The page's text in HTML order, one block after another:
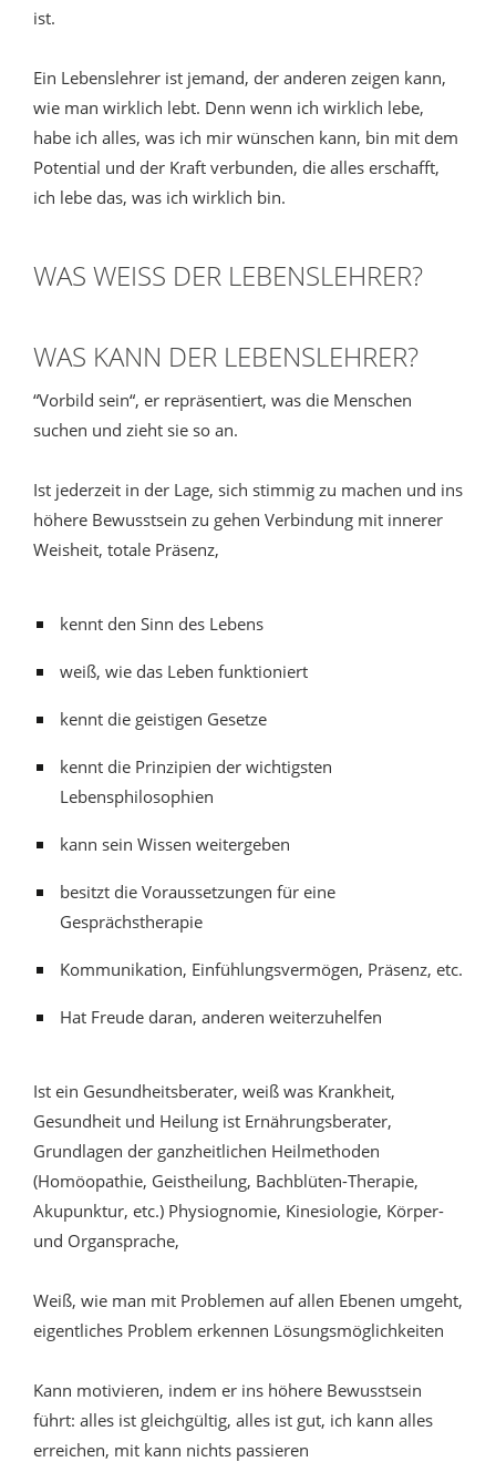
ist.
Ein Lebenslehrer ist jemand, der anderen zeigen kann,
wie man wirklich lebt. Denn wenn ich wirklich lebe,
habe ich alles, was ich mir wünschen kann, bin mit dem
Potential und der Kraft verbunden, die alles erschafft,
ich lebe das, was ich wirklich bin.
WAS WEISS DER LEBENSLEHRER?
WAS KANN DER LEBENSLEHRER?
“Vorbild sein“, er repräsentiert, was die Menschen
suchen und zieht sie so an.
Ist jederzeit in der Lage, sich stimmig zu machen und ins
höhere Bewusstsein zu gehen Verbindung mit innerer
Weisheit, totale Präsenz,
kennt den Sinn des Lebens
weiß, wie das Leben funktioniert
kennt die geistigen Gesetze
kennt die Prinzipien der wichtigsten
Lebensphilosophien
kann sein Wissen weitergeben
besitzt die Voraussetzungen für eine
Gesprächstherapie
Kommunikation, Einfühlungsvermögen, Präsenz, etc.
Hat Freude daran, anderen weiterzuhelfen
Ist ein Gesundheitsberater, weiß was Krankheit,
Gesundheit und Heilung ist Ernährungsberater,
Grundlagen der ganzheitlichen Heilmethoden
(Homöopathie, Geistheilung, Bachblüten-Therapie,
Akupunktur, etc.) Physiognomie, Kinesiologie, Körper-
und Organsprache,
Weiß, wie man mit Problemen auf allen Ebenen umgeht,
eigentliches Problem erkennen Lösungsmöglichkeiten
Kann motivieren, indem er ins höhere Bewusstsein
führt: alles ist gleichgültig, alles ist gut, ich kann alles
erreichen, mit kann nichts passieren